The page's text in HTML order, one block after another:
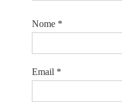
Nome *
Email *